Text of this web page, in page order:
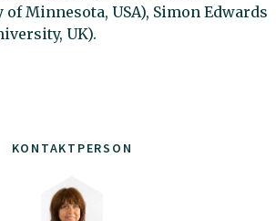
KONTAKTPERSON
Minnesota, USA), Simon Edwards
UK).